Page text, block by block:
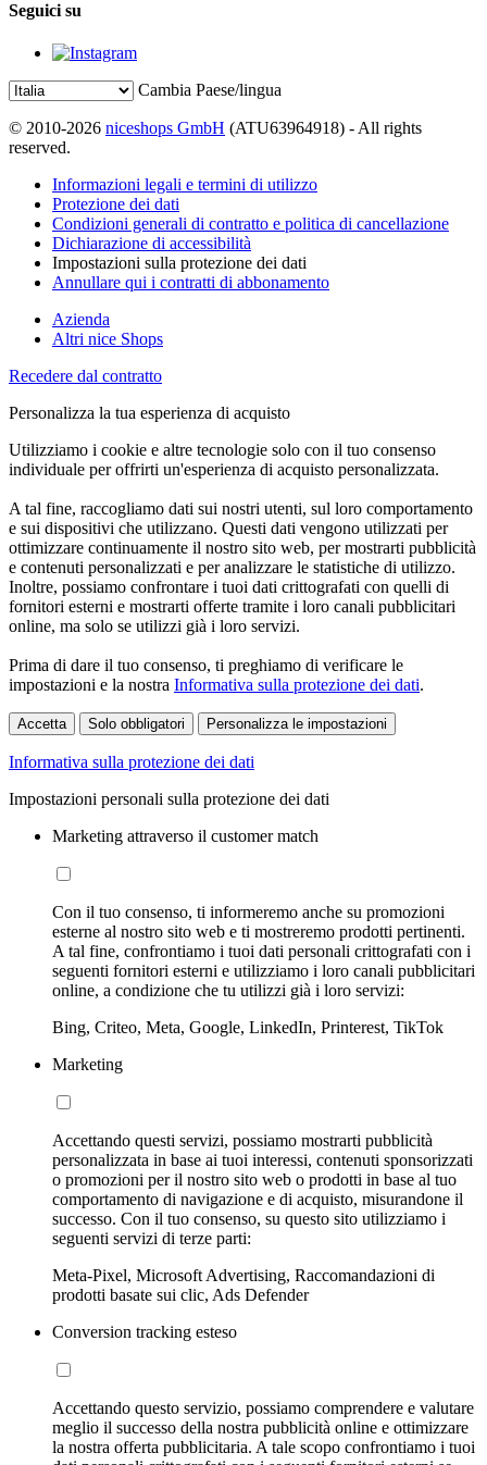
Seguici su
Cambia Paese/lingua
© 2010-2026 niceshops GmbH (ATU63964918) - All rights
reserved.
Informazioni legali e termini di utilizzo
Protezione dei dati
Condizioni generali di contratto e politica di cancellazione
Dichiarazione di accessibilità
Impostazioni sulla protezione dei dati
Annullare qui i contratti di abbonamento
Azienda
Altri nice Shops
Recedere dal contratto
Personalizza la tua esperienza di acquisto
Utilizziamo i cookie e altre tecnologie solo con il tuo consenso
individuale per offrirti un'esperienza di acquisto personalizzata.
A tal fine, raccogliamo dati sui nostri utenti, sul loro comportamento
e sui dispositivi che utilizzano. Questi dati vengono utilizzati per
ottimizzare continuamente il nostro sito web, per mostrarti pubblicità
e contenuti personalizzati e per analizzare le statistiche di utilizzo.
Inoltre, possiamo confrontare i tuoi dati crittografati con quelli di
fornitori esterni e mostrarti offerte tramite i loro canali pubblicitari
online, ma solo se utilizzi già i loro servizi.
Prima di dare il tuo consenso, ti preghiamo di verificare le
impostazioni e la nostra Informativa sulla protezione dei dati.
Accetta Solo obbligatori Personalizza le impostazioni
Informativa sulla protezione dei dati
Impostazioni personali sulla protezione dei dati
Marketing attraverso il customer match
Con il tuo consenso, ti informeremo anche su promozioni
esterne al nostro sito web e ti mostreremo prodotti pertinenti.
A tal fine, confrontiamo i tuoi dati personali crittografati con i
seguenti fornitori esterni e utilizziamo i loro canali pubblicitari
online, a condizione che tu utilizzi già i loro servizi:
Bing, Criteo, Meta, Google, LinkedIn, Printerest, TikTok
Marketing
Accettando questi servizi, possiamo mostrarti pubblicità
personalizzata in base ai tuoi interessi, contenuti sponsorizzati
o promozioni per il nostro sito web o prodotti in base al tuo
comportamento di navigazione e di acquisto, misurandone il
successo. Con il tuo consenso, su questo sito utilizziamo i
seguenti servizi di terze parti:
Meta-Pixel, Microsoft Advertising, Raccomandazioni di
prodotti basate sui clic, Ads Defender
Conversion tracking esteso
Accettando questo servizio, possiamo comprendere e valutare
meglio il successo della nostra pubblicità online e ottimizzare
la nostra offerta pubblicitaria. A tale scopo confrontiamo i tuoi